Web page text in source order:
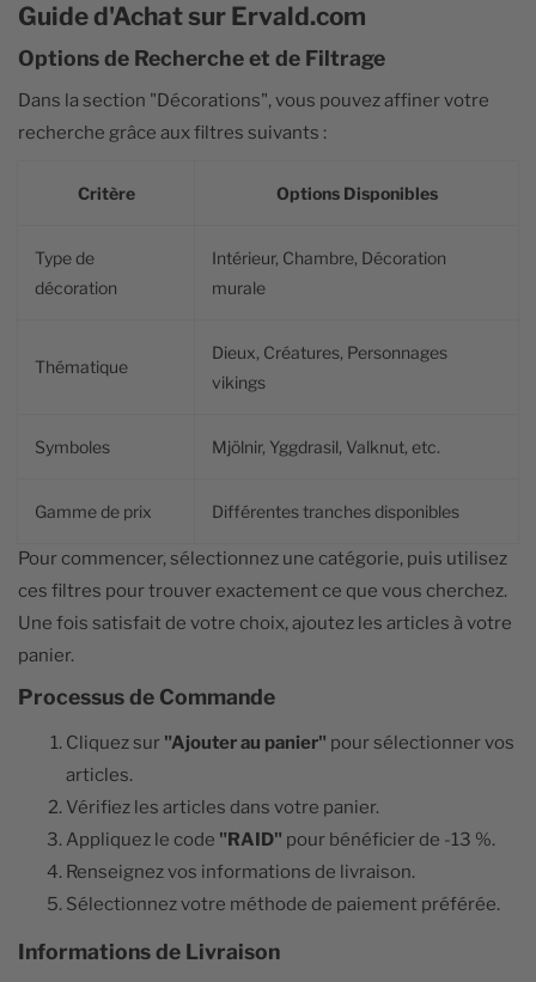
Guide d'Achat sur Ervald.com
Options de Recherche et de Filtrage
Dans la section "Décorations", vous pouvez affiner votre
recherche grâce aux filtres suivants :
Critère Options Disponibles
Type de
décoration
Intérieur, Chambre, Décoration
murale
Thématique
Dieux, Créatures, Personnages
vikings
Symboles Mjölnir, Yggdrasil, Valknut, etc.
Gamme de prix Différentes tranches disponibles
Pour commencer, sélectionnez une catégorie, puis utilisez
ces filtres pour trouver exactement ce que vous cherchez.
Une fois satisfait de votre choix, ajoutez les articles à votre
panier.
Processus de Commande
Cliquez sur "Ajouter au panier" pour sélectionner vos
articles.
Vérifiez les articles dans votre panier.
Appliquez le code "RAID" pour bénéficier de -13 %.
Renseignez vos informations de livraison.
Sélectionnez votre méthode de paiement préférée.
Informations de Livraison